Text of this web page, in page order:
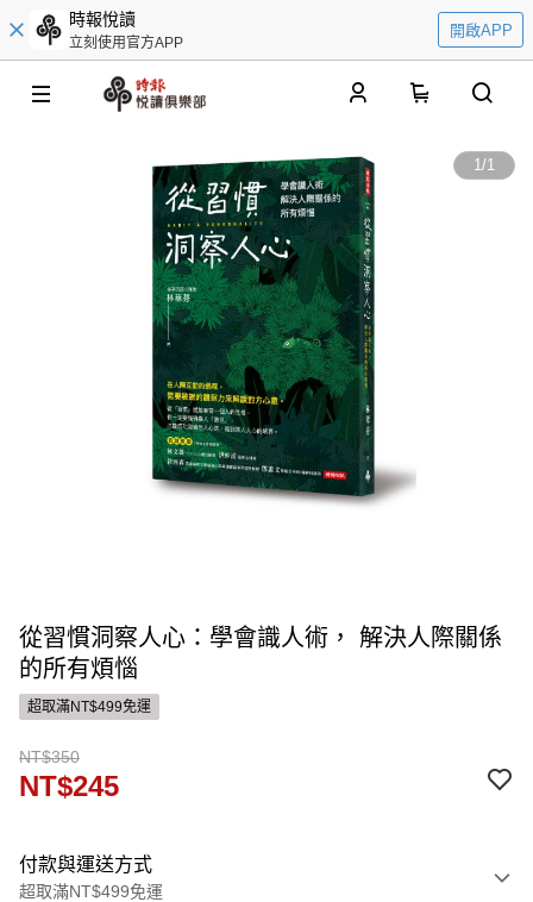
時報悅讀
立刻使用官方APP
開啟APP
1/1
從習慣洞察人心：學會識人術， 解決人際關係
的所有煩惱
超取滿NT$499免運
NT$350
NT$245
付款與運送方式
超取滿NT$499免運